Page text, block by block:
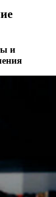
и